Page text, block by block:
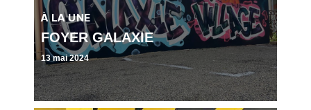
À LA UNE
FOYER GALAXIE
13 mai 2024